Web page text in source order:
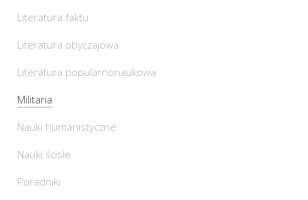
Literatura faktu
Literatura obyczajowa
Literatura popularnonaukowa
Militaria
Nauki humanistyczne
Nauki ścisłe
Poradniki